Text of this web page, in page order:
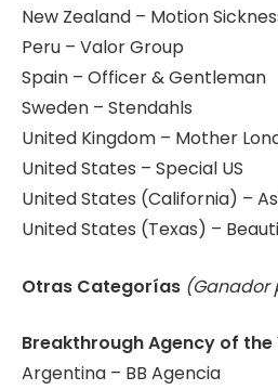
New Zealand – Motion
Peru – Valor Group
Spain – Officer & Gentleman
Sweden – Stendahls
United Kingdom – Mother
United States – Special US
United States (California) –
United States (Texas) –
Otras Categorías (Ganador
Breakthrough Agency of the
Argentina – BB Agencia